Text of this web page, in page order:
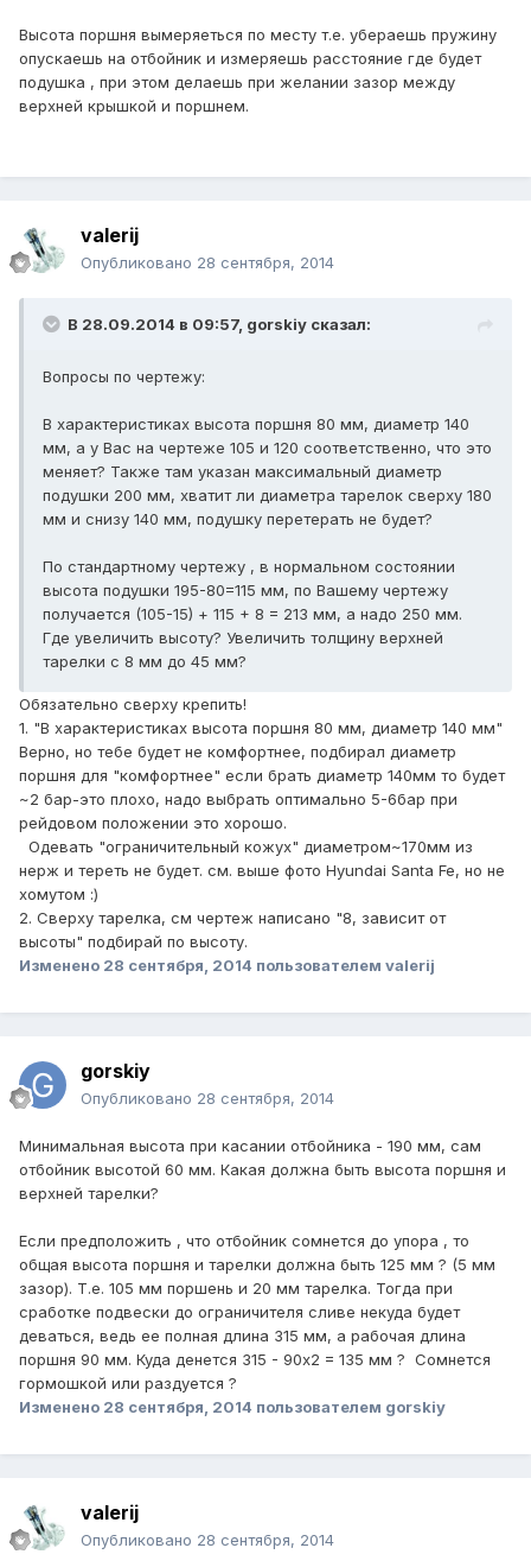
Высота поршня вымеряеться по месту т.е. убераешь пружину
опускаешь на отбойник и измеряешь расстояние где будет
подушка , при этом делаешь при желании зазор между
верхней крышкой и поршнем.
valerij
Опубликовано 28 сентября, 2014
В 28.09.2014 в 09:57, gorskiy сказал:
Вопросы по чертежу:
В характеристиках высота поршня 80 мм, диаметр 140
мм, а у Вас на чертеже 105 и 120 соответственно, что это
меняет? Также там указан максимальный диаметр
подушки 200 мм, хватит ли диаметра тарелок сверху 180
мм и снизу 140 мм, подушку перетерать не будет?
По стандартному чертежу , в нормальном состоянии
высота подушки 195-80=115 мм, по Вашему чертежу
получается (105-15) + 115 + 8 = 213 мм, а надо 250 мм.
Где увеличить высоту? Увеличить толщину верхней
тарелки с 8 мм до 45 мм?
Обязательно сверху крепить!
1. "В характеристиках высота поршня 80 мм, диаметр 140 мм"
Верно, но тебе будет не комфортнее, подбирал диаметр
поршня для "комфортнее" если брать диаметр 140мм то будет
~2 бар-это плохо, надо выбрать оптимально 5-6бар при
рейдовом положении это хорошо.
Одевать "ограничительный кожух" диаметром~170мм из
нерж и тереть не будет. см. выше фото Hyundai Santa Fe, но не
хомутом :)
2. Сверху тарелка, см чертеж написано "8, зависит от
высоты" подбирай по высоту.
Изменено 28 сентября, 2014 пользователем valerij
gorskiy
Опубликовано 28 сентября, 2014
Минимальная высота при касании отбойника - 190 мм, сам
отбойник высотой 60 мм. Какая должна быть высота поршня и
верхней тарелки?
Если предположить , что отбойник сомнется до упора , то
общая высота поршня и тарелки должна быть 125 мм ? (5 мм
зазор). Т.е. 105 мм поршень и 20 мм тарелка. Тогда при
сработке подвески до ограничителя сливе некуда будет
деваться, ведь ее полная длина 315 мм, а рабочая длина
поршня 90 мм. Куда денется 315 - 90х2 = 135 мм ? Сомнется
гормошкой или раздуется ?
Изменено 28 сентября, 2014 пользователем gorskiy
valerij
Опубликовано 28 сентября, 2014